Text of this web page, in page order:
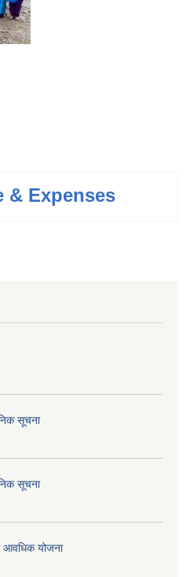
& Expenses
सूचना
सूचना
आवधिक योजना